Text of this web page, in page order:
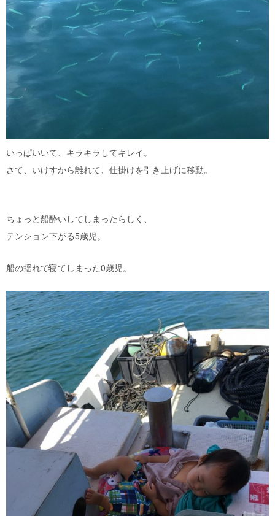
いっぱいいて、キラキラしてキレイ。
さて、いけすから離れて、仕掛けを引き上げに移動。
ちょっと船酔いしてしまったらしく、
テンション下がる5歳児。
船の揺れで寝てしまった0歳児。